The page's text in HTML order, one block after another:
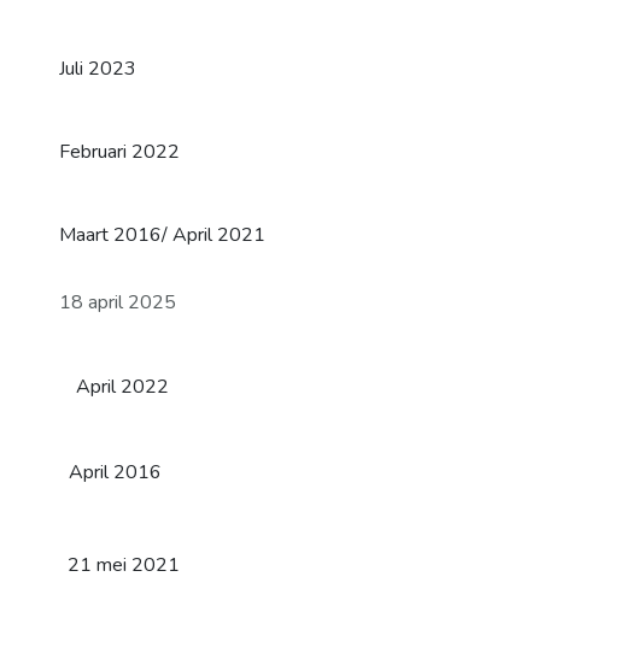
Juli 2023
Februari 2022
Maart 2016/ April 2021
18 april 2025
April 2022
April 2016
21 mei 2021